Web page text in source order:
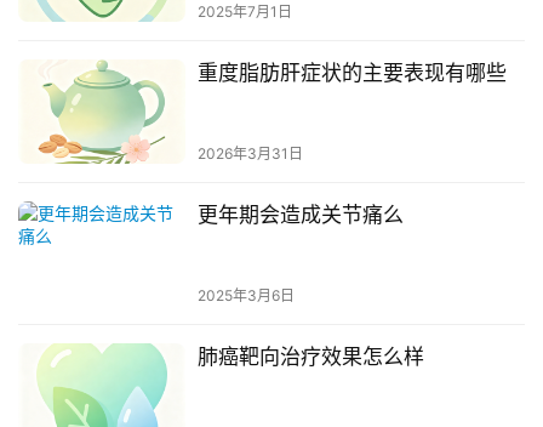
2025年7月1日
重度脂肪肝症状的主要表现有哪些
2026年3月31日
更年期会造成关节痛么
2025年3月6日
肺癌靶向治疗效果怎么样